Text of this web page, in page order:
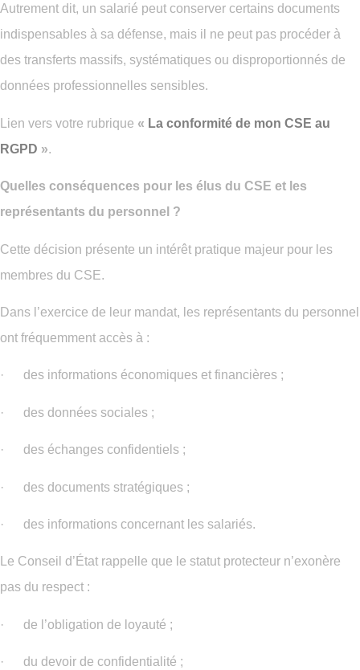
Autrement dit, un salarié peut conserver certains documents
indispensables à sa défense, mais il ne peut pas procéder à
des transferts massifs, systématiques ou disproportionnés de
données professionnelles sensibles.
Lien vers votre rubrique « La conformité de mon CSE au
RGPD ».
Quelles conséquences pour les élus du CSE et les
représentants du personnel ?
Cette décision présente un intérêt pratique majeur pour les
membres du CSE.
Dans l’exercice de leur mandat, les représentants du personnel
ont fréquemment accès à :
· des informations économiques et financières ;
· des données sociales ;
· des échanges confidentiels ;
· des documents stratégiques ;
· des informations concernant les salariés.
Le Conseil d’État rappelle que le statut protecteur n’exonère
pas du respect :
· de l’obligation de loyauté ;
· du devoir de confidentialité ;